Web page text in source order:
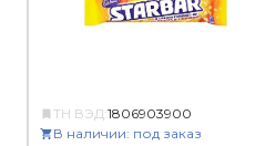
ТН ВЭД: 1806903900
В наличии: под заказ